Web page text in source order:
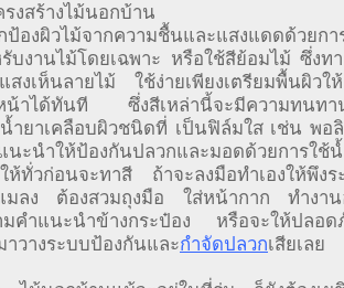
งสร้างไม้นอกบ้าน
องผิวไม้จากความชื้นและแสงแดดด้วยก
บงานไม้โดยเฉพาะ หรือใช้สีย้อมไม้ ซึ่งท
งเห็นลายไม้ ใช้ง่ายเพียงเตรียมพื้นผิวใ
น้าได้ทันที ซึ่งสีเหล่านี้จะมีความทนทา
ำยาเคลือบผิวชนิดที่ เป็นฟิล์มใส เช่น พอ
นะนำให้ป้องกันปลวกและมอดด้วยการใช้
ทั่วก่อนจะทาสี ถ้าจะลงมือทำเองให้พึงร
มลง ต้องสวมถุงมือ ใส่หน้ากาก ทำงาน
มคำแนะนำข้างกระป๋อง หรือจะให้ปลอด
าวางระบบป้องกันและกำจัดปลวกเสียเลย